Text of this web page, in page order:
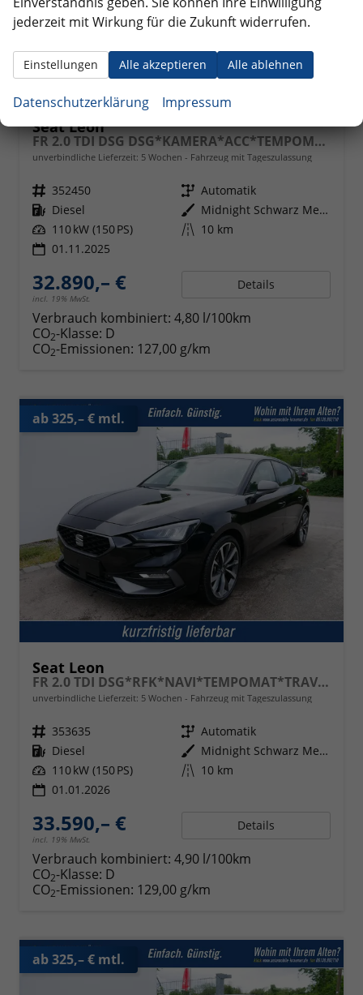
Seat Leon
FR 2.0 TDI DSG DSG*KAMERA*ACC*TEMPOMAT*NAVI*3-ZONE KLIMAAUTOMATIK*VIRTUAL COCKPIT*
unverbindliche Lieferzeit: 5 Wochen Fahrzeug mit Tageszulassung
Fahrzeugnr. 352450 Getriebe Automatik
Kraftstoff Diesel Außenfarbe
Midnight Schwarz Metallic
Leistung 110 kW (150 PS) Kilometerstand 10 km
01.11.2025
32.890,– €
incl. 19% MwSt.
Details
Verbrauch kombiniert: 4,80 l/100km
CO2-Klasse: D
CO2-Emissionen: 127,00 g/km
ab 325,– € mtl.
Seat Leon
FR 2.0 TDI DSG*RFK*NAVI*TEMPOMAT*TRAVEL ASSIST* FULL LINK* KEYLESS-GO*
unverbindliche Lieferzeit: 5 Wochen Fahrzeug mit Tageszulassung
Fahrzeugnr. 353635 Getriebe Automatik
Kraftstoff Diesel Außenfarbe
Midnight Schwarz Metallic
Leistung 110 kW (150 PS) Kilometerstand 10 km
01.01.2026
33.590,– €
incl. 19% MwSt.
Details
Verbrauch kombiniert: 4,90 l/100km
CO2-Klasse: D
CO2-Emissionen: 129,00 g/km
ab 325,– € mtl.
jederzeit mit Wirkung für die Zukunft widerrufen.
Alle akzeptieren Alle ablehnen
Einstellungen
Datenschutzerklärung Impressum